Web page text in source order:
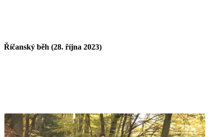
Říčanský běh (28. října 2023)